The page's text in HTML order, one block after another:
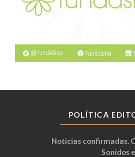
POLÍTICA
Noticias confirmadas.
Sonidos